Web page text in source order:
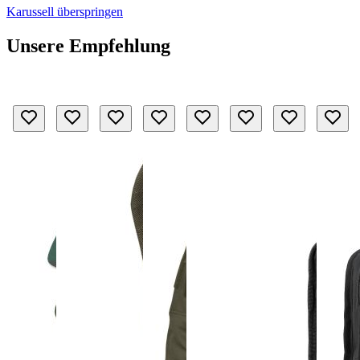
Karussell überspringen
Unsere Empfehlung